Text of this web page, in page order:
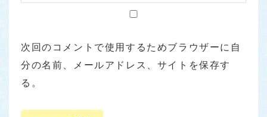
次回のコメントで使用するためブラウザーに自
分の名前、メールアドレス、サイトを保存す
る。